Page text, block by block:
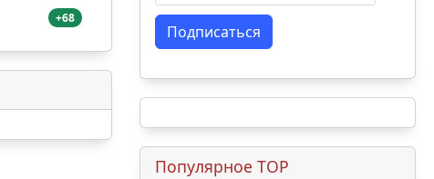
+68
Подписаться
Популярное TOP